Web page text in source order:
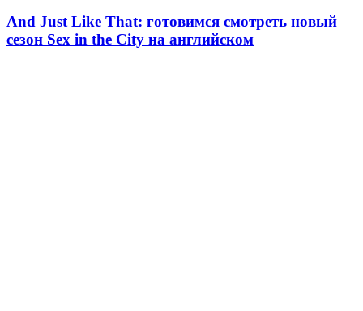
And Just Like That: готовимся смотреть новый
сезон Sex in the City на английском